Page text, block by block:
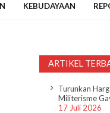
KEBUDAYAAN
ARTIKEL
Turunkan
Militerisme
17 Juli 2026